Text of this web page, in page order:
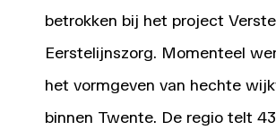
betrokken bij het project
Eerstelijnszorg. Momenteel
het vormgeven van hechte
binnen Twente. De regio telt